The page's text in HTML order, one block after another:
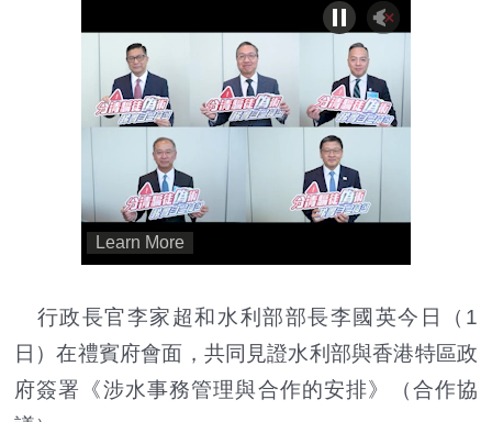
行政長官李家超和水利部部長李國英今日（1
日）在禮賓府會面，共同見證水利部與香港特區政
府簽署《涉水事務管理與合作的安排》（合作協